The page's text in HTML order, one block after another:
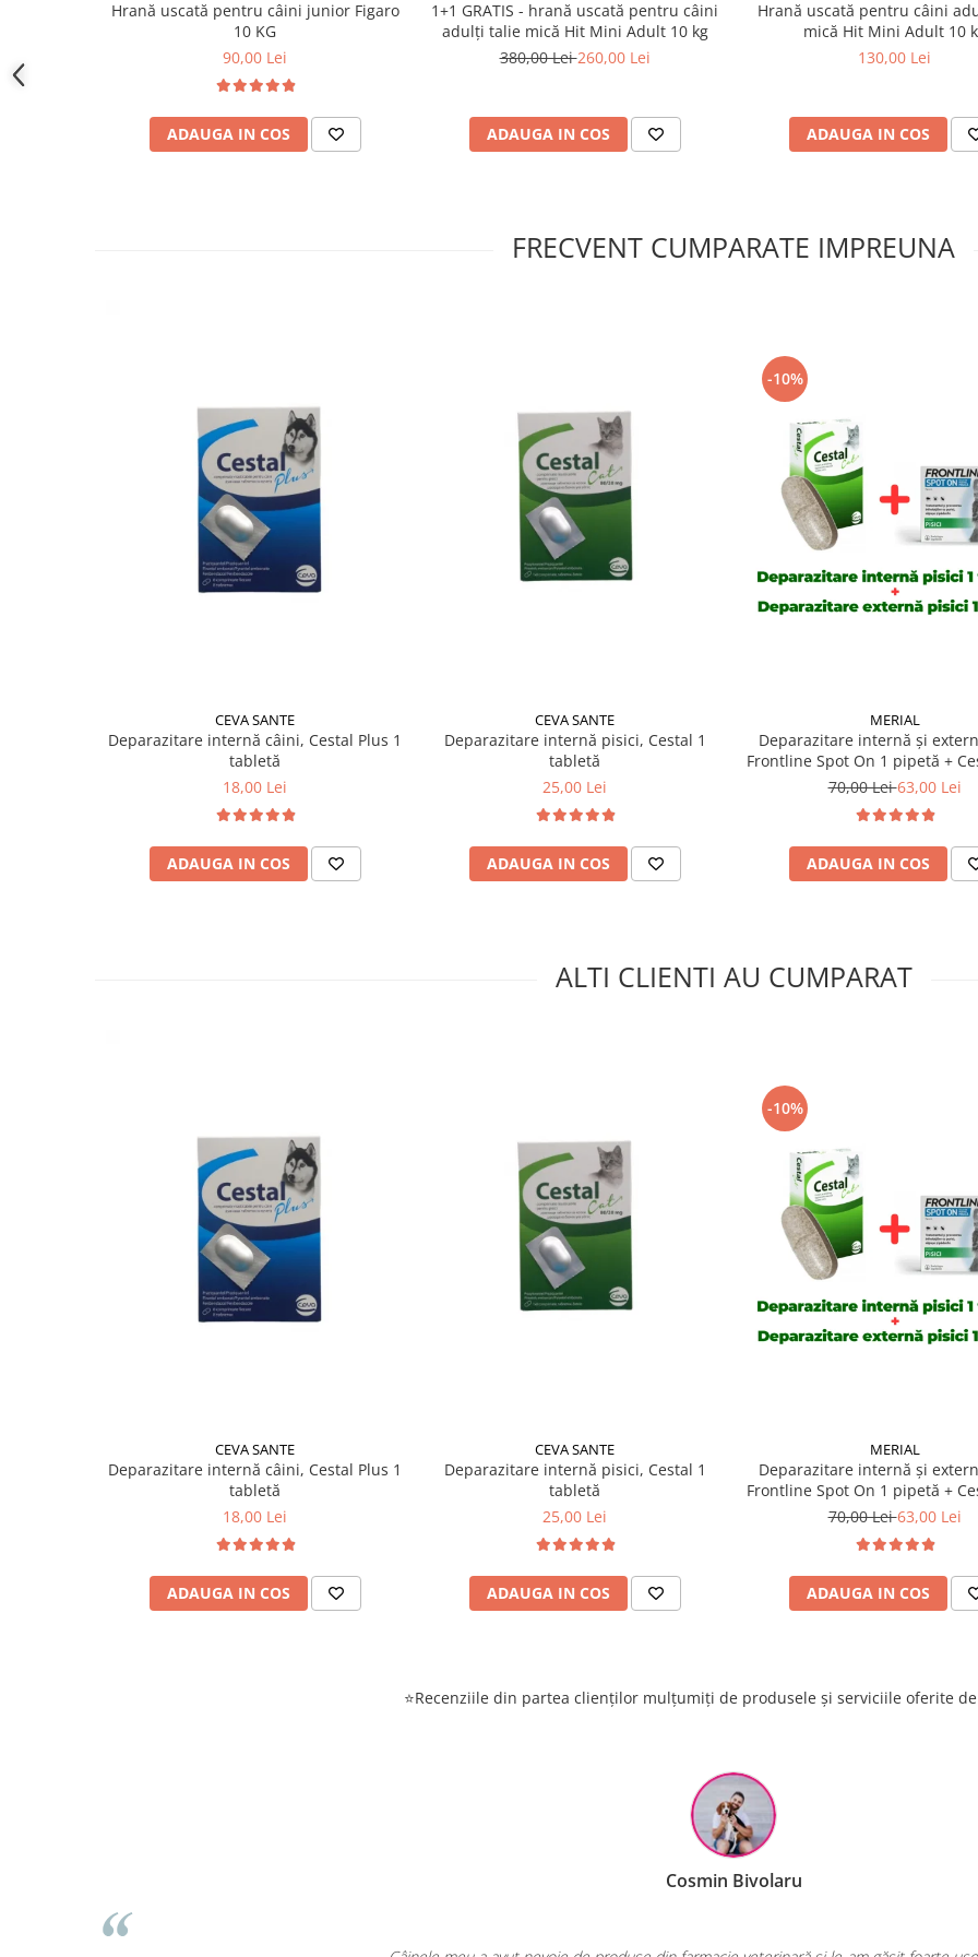
Calciu 1.4%, Fosfor 0.91%
Hrană uscată pentru câini junior Figaro
10 KG
90,00 Lei
ADAUGA IN COS
1+1 GRATIS - hrană uscată pentru câini
adulți talie mică Hit Mini Adult 10 kg
380,00 Lei260,00 Lei
ADAUGA IN COS
Hrană uscată pentru câini
mică Hit Mini Adult 10
130,00 Lei
ADAUGA IN COS
FRECVENT CUMPARATE IMPREUNA
CEVA SANTE
Deparazitare internă câini, Cestal Plus 1
tabletă
18,00 Lei
ADAUGA IN COS
CEVA SANTE
Deparazitare internă pisici, Cestal 1
tabletă
25,00 Lei
ADAUGA IN COS
-10%
MERIAL
Deparazitare internă și
Frontline Spot On 1 pipetă +
tabletă
70,00 Lei63,00 Lei
ADAUGA IN COS
ALTI CLIENTI AU CUMPARAT
CEVA SANTE
Deparazitare internă câini, Cestal Plus 1
tabletă
18,00 Lei
ADAUGA IN COS
CEVA SANTE
Deparazitare internă pisici, Cestal 1
tabletă
25,00 Lei
ADAUGA IN COS
-10%
MERIAL
Deparazitare internă și
Frontline Spot On 1 pipetă +
tabletă
70,00 Lei63,00 Lei
ADAUGA IN COS
⭐Recenziile din partea clienților mulțumiți de produsele și serviciile oferite
Raluca Popescu